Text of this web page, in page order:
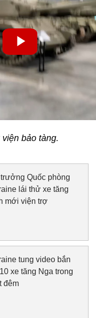
bảo tàng.
trưởng Quốc phòng
lái thử xe tăng
mới viện trợ
tung video bắn
xe tăng Nga trong
đêm